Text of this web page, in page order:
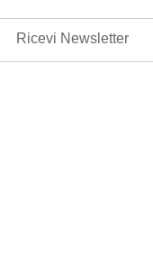
Ricevi Newsletter